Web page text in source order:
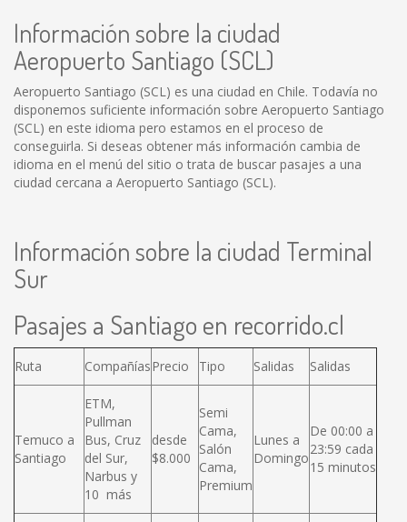
Información sobre la ciudad
Aeropuerto Santiago (SCL)
Aeropuerto Santiago (SCL) es una ciudad en Chile. Todavía no
disponemos suficiente información sobre Aeropuerto Santiago
(SCL) en este idioma pero estamos en el proceso de
conseguirla. Si deseas obtener más información cambia de
idioma en el menú del sitio o trata de buscar pasajes a una
ciudad cercana a Aeropuerto Santiago (SCL).
Información sobre la ciudad Terminal
Sur
Pasajes a Santiago en recorrido.cl
Ruta CompañíasPrecio Tipo Salidas Salidas
Temuco a
Santiago
ETM,
Pullman
Bus, Cruz
del Sur,
Narbus y
10 más
desde
$8.000
Semi
Cama,
Salón
Cama,
Premium
Lunes a
Domingo
De 00:00 a
23:59 cada
15 minutos